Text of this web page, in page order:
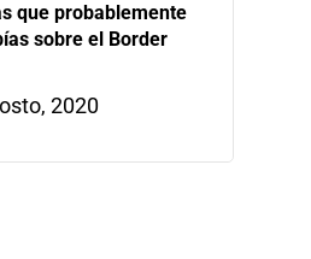
que probablemente
sobre el Border
2020